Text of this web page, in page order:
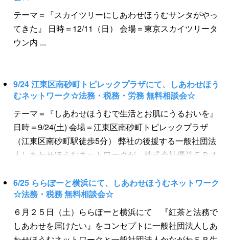
ージやFacebookなどに多数のアクセス、ご反響を頂きま
して誠にありがとうございました。 一人でも多くの方々
へ、法務・税務の専門知識やノウハウをお伝えし、幸せ
います。 次回は6月開催。詳細は随時お知らせいたしま
す。 今後ともよろしくお願い申し上げます。 ～開催報告
～ テーマ『税務申告はしあわせほうむにおまかせあれ』
【日時】2月11日（土） ...
テーマ＝『スカイツリーにしあわせほうむサンタがやっ
てきた』 日時＝12/11（日） 会場＝東京スカイツリータ
ウン内 ...
9/24 江東区南砂町トピレックプラザにて、しあわせほう
むネットワーク☆法務・税務・労務 無料相談会☆
テーマ＝『しあわせほうむで生活とお肌にうるおいを』
日時＝9/24(土) 会場＝江東区南砂町トピレックプラザ
（江東区南砂町駅徒歩5分） 弊社の後援する一般社団法
人しあわせほうむネットワークが、株式会社優益ＦＰオ
催します。 社会保険労務士、ファイナンシャルプランナ
ー、司法書士、行政書士等しあわせほうむ専門家による
無料相談。 家計の見直し、債務整理、年金相談、職場の
トラブル、お金のトラブル、相続相談、遺言相談など幅
広い分野に無料相談いたします。 今回は特別企画として
6/25 ららぽーと横浜にて、しあわせほうむネットワーク
☆法務・税務 無料相談会☆
６月２５日（土）ららぽーと横浜にて 『紅茶と法務で
しあわせを届けたい』をコンセプトに一般社団法人しあ